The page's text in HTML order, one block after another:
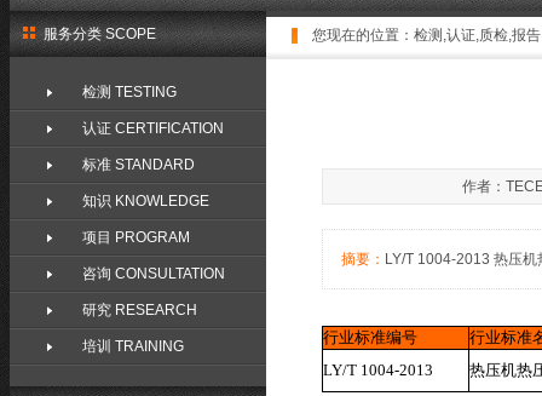
您现在的位置： 检测,认证,质检,报
作者：
摘要： LY/T 1004-2013 热压
行业标准编号
行业标准
LY/T 1004-2013
热压机热
服务分类 SCOPE
检测 TESTING
认证 CERTIFICATION
标准 STANDARD
知识 KNOWLEDGE
项目 PROGRAM
咨询 CONSULTATION
研究 RESEARCH
培训 TRAINING